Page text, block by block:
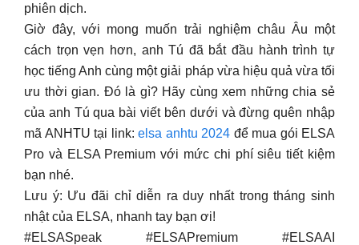
phiên dịch.
Giờ đây, với mong muốn trải nghiệm châu Âu một
cách trọn vẹn hơn, anh Tú đã bắt đầu hành trình tự
học tiếng Anh cùng một giải pháp vừa hiệu quả vừa tối
ưu thời gian. Đó là gì? Hãy cùng xem những chia sẻ
của anh Tú qua bài viết bên dưới và đừng quên nhập
mã ANHTU tại link: elsa anhtu 2024 để mua gói ELSA
Pro và ELSA Premium với mức chi phí siêu tiết kiệm
bạn nhé.
Lưu ý: Ưu đãi chỉ diễn ra duy nhất trong tháng sinh
nhật của ELSA, nhanh tay bạn ơi!
#ELSASpeak #ELSAPremium #ELSAAI